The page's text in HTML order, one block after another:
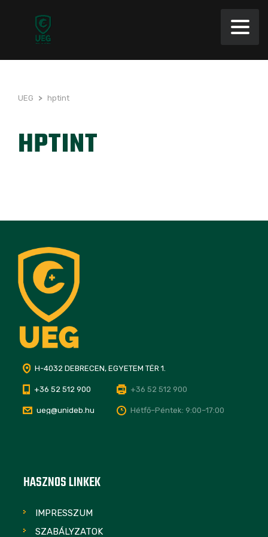
UEG > hptint
HPTINT
H-4032 DEBRECEN, EGYETEM TÉR 1.
+36 52 512 900 +36 52 512 900
ueg@unideb.hu Hétfő–Péntek: 9:00–17:00
HASZNOS LINKEK
IMPRESSZUM
SZABÁLYZATOK